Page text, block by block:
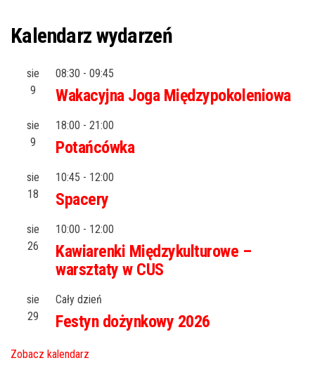
Kalendarz wydarzeń
sie
9
08:30 - 09:45
Wakacyjna Joga Międzypokoleniowa
sie
9
18:00 - 21:00
Potańcówka
sie
18
10:45 - 12:00
Spacery
sie
26
10:00 - 12:00
Kawiarenki Międzykulturowe –
warsztaty w CUS
sie
29
Cały dzień
Festyn dożynkowy 2026
Zobacz kalendarz